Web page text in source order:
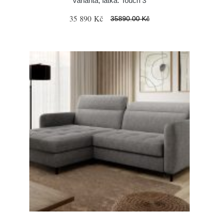
35 890 Kč 35890.00 Kč